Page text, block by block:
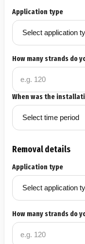
Application type
How many strands do
When was the
Removal details
Application type
How many strands do